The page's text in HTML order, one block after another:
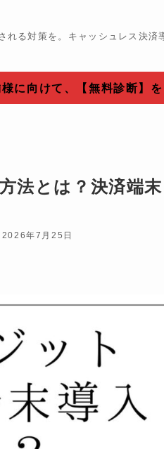
れる対策を。キャッシュレス決済
に向けて、【無料診断】を
法とは？決済端
2026年7月25日